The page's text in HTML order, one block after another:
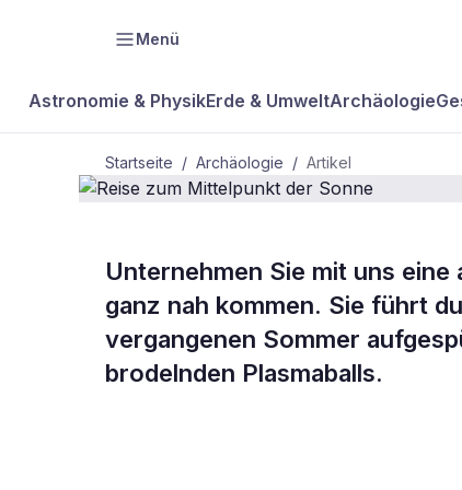
Menü
Astronomie & PhysikErde & UmweltArchäologie
Startseite / Archäologie / Artikel
ARCHÄOLOGIE
Reise
Sonne
Unternehmen Sie mit uns
ganz nah kommen. Sie führt
vergangenen Sommer
brodelnden Plasmaballs.